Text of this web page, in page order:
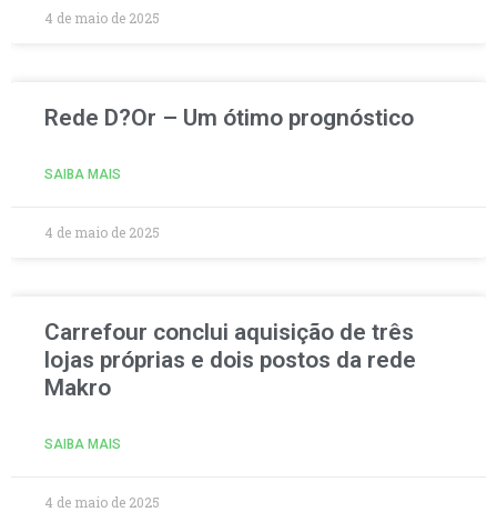
4 de maio de 2025
Rede D?Or – Um ótimo prognóstico
SAIBA MAIS
4 de maio de 2025
Carrefour conclui aquisição de três
lojas próprias e dois postos da rede
Makro
SAIBA MAIS
4 de maio de 2025